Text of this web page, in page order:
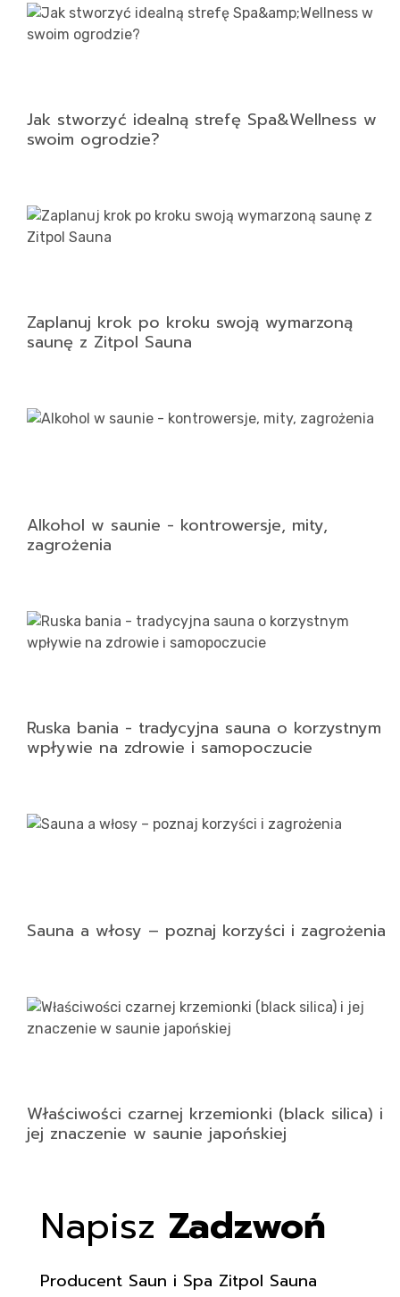
Jak stworzyć idealną strefę Spa&Wellness w
swoim ogrodzie?
Zaplanuj krok po kroku swoją wymarzoną
saunę z Zitpol Sauna
Alkohol w saunie - kontrowersje, mity,
zagrożenia
Ruska bania - tradycyjna sauna o korzystnym
wpływie na zdrowie i samopoczucie
Sauna a włosy – poznaj korzyści i zagrożenia
Właściwości czarnej krzemionki (black silica) i
jej znaczenie w saunie japońskiej
Napisz Zadzwoń
Producent Saun i Spa Zitpol Sauna